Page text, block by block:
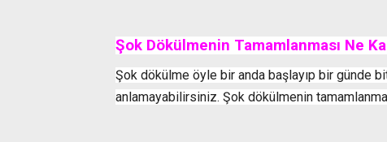
Şok Dökülmenin Tamamlanması Ne
Şok dökülme öyle bir anda başlayıp bir günde
anlamayabilirsiniz. Şok dökülmenin